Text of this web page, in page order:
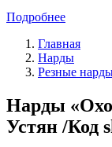
Подробнее
Главная
Нарды
Резные
Нарды
Устян /Код